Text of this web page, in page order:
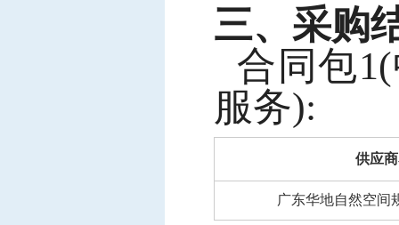
三、采购
合同包
服务):
供应
广东华地自然空间